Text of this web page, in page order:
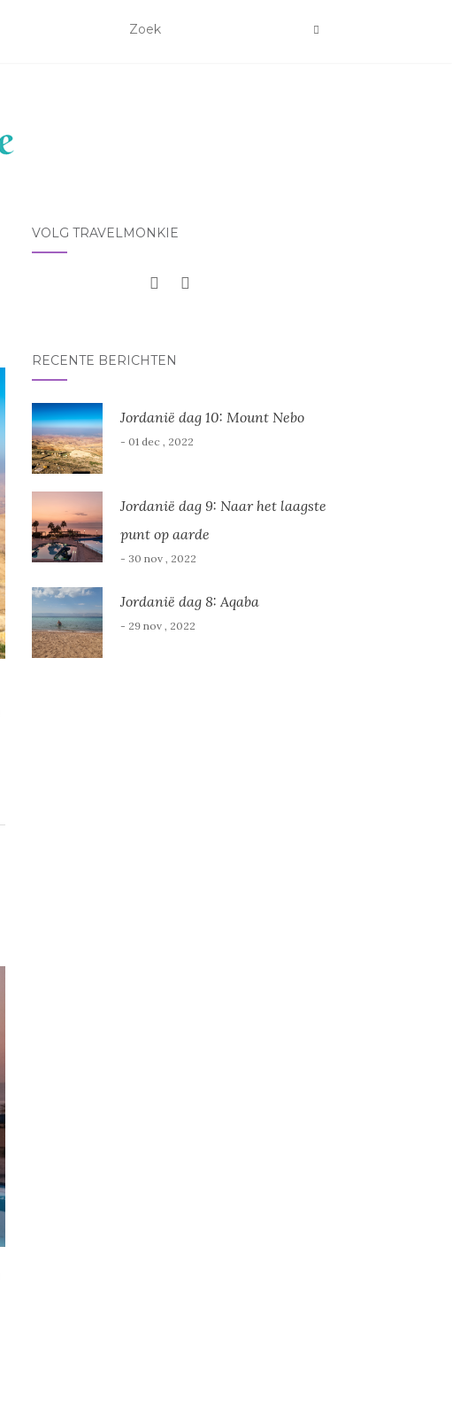
VOLG TRAVELMONKIE
RECENTE BERICHTEN
Jordanië dag 10: Mount Nebo
- 01 dec , 2022
Jordanië dag 9: Naar het laagste
punt op aarde
- 30 nov , 2022
Jordanië dag 8: Aqaba
- 29 nov , 2022